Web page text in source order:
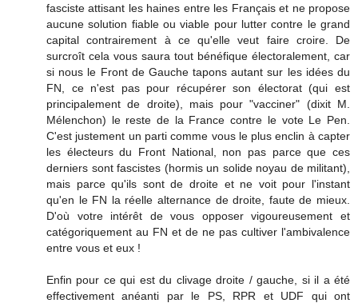
fasciste attisant les haines entre les Français et ne propose
aucune solution fiable ou viable pour lutter contre le grand
capital contrairement à ce qu'elle veut faire croire. De
surcroît cela vous saura tout bénéfique électoralement, car
si nous le Front de Gauche tapons autant sur les idées du
FN, ce n'est pas pour récupérer son électorat (qui est
principalement de droite), mais pour "vacciner" (dixit M.
Mélenchon) le reste de la France contre le vote Le Pen.
C'est justement un parti comme vous le plus enclin à capter
les électeurs du Front National, non pas parce que ces
derniers sont fascistes (hormis un solide noyau de militant),
mais parce qu'ils sont de droite et ne voit pour l'instant
qu'en le FN la réelle alternance de droite, faute de mieux.
D'où votre intérêt de vous opposer vigoureusement et
catégoriquement au FN et de ne pas cultiver l'ambivalence
entre vous et eux !
Enfin pour ce qui est du clivage droite / gauche, si il a été
effectivement anéanti par le PS, RPR et UDF qui ont